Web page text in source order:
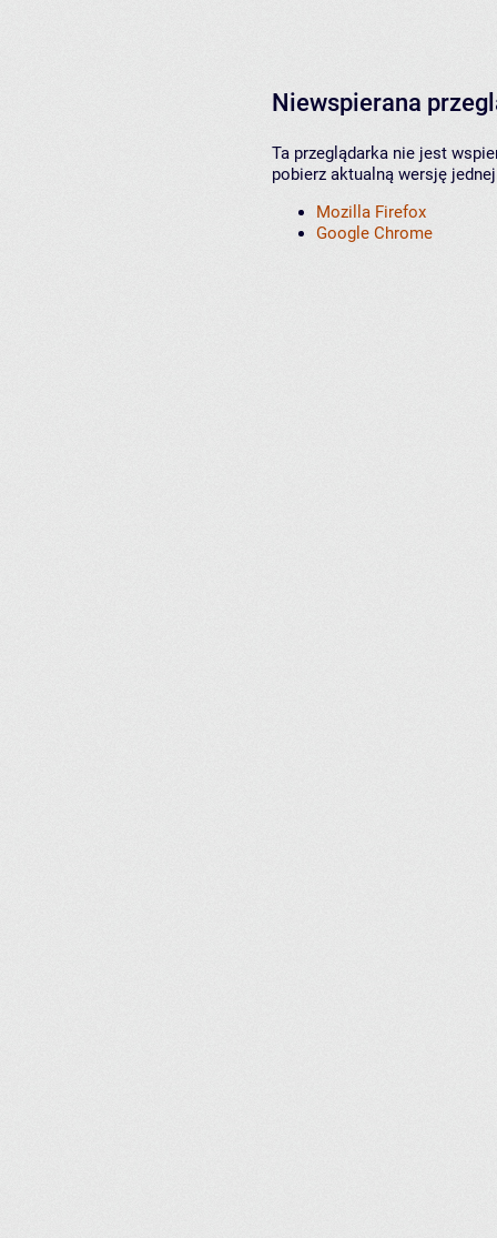
Niewspierana
Ta przeglądarka nie jest
pobierz aktualną wersję
Mozilla Firefox
Google Chrome